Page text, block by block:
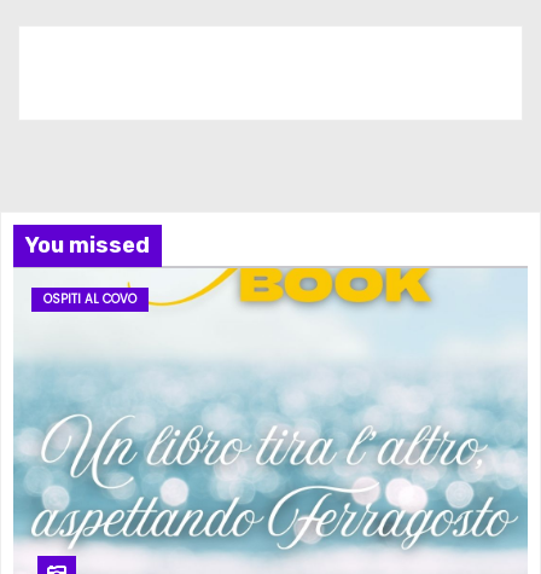
You missed
OSPITI AL COVO